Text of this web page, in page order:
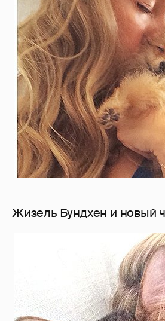
Жизель Бундхен и новый